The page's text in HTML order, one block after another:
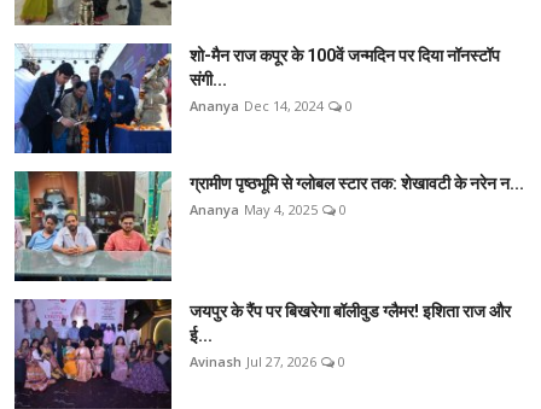
शो-मैन राज कपूर के 100वें जन्मदिन पर दिया नॉनस्टॉप
संगी...
Ananya Dec 14, 2024 0
ग्रामीण पृष्ठभूमि से ग्लोबल स्टार तक: शेखावटी के नरेन न...
Ananya May 4, 2025 0
जयपुर के रैंप पर बिखरेगा बॉलीवुड ग्लैमर! इशिता राज और
ई...
Avinash Jul 27, 2026 0